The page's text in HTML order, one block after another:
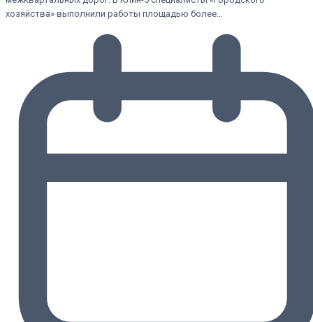
хозяйства» выполнили работы площадью более…